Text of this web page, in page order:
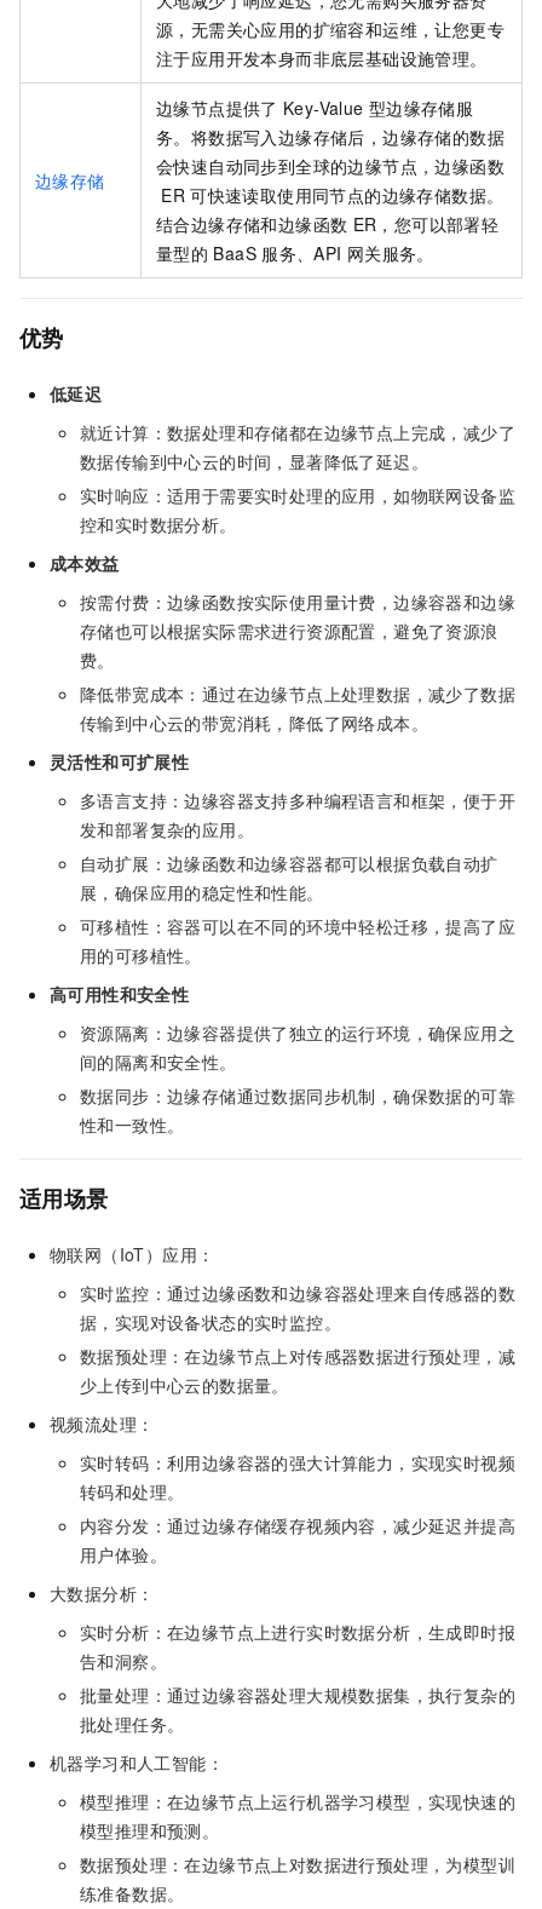
源，无需关心应用的扩缩容和运维，让您更专
注于应用开发本身而非底层基础设施管理。
边缘存储
边缘节点提供了 Key-Value 型边缘存储服
务。将数据写入边缘存储后，边缘存储的数据
会快速自动同步到全球的边缘节点，边缘函数
ER 可快速读取使用同节点的边缘存储数据。
结合边缘存储和边缘函数 ER，您可以部署轻
量型的 BaaS 服务、API 网关服务。
优势
低延迟
就近计算：数据处理和存储都在边缘节点上完成，减少了
数据传输到中心云的时间，显著降低了延迟。
实时响应：适用于需要实时处理的应用，如物联网设备监
控和实时数据分析。
成本效益
按需付费：边缘函数按实际使用量计费，边缘容器和边缘
存储也可以根据实际需求进行资源配置，避免了资源浪
费。
降低带宽成本：通过在边缘节点上处理数据，减少了数据
传输到中心云的带宽消耗，降低了网络成本。
灵活性和可扩展性
多语言支持：边缘容器支持多种编程语言和框架，便于开
发和部署复杂的应用。
自动扩展：边缘函数和边缘容器都可以根据负载自动扩
展，确保应用的稳定性和性能。
可移植性：容器可以在不同的环境中轻松迁移，提高了应
用的可移植性。
高可用性和安全性
资源隔离：边缘容器提供了独立的运行环境，确保应用之
间的隔离和安全性。
数据同步：边缘存储通过数据同步机制，确保数据的可靠
性和一致性。
适用场景
物联网（IoT）应用：
实时监控：通过边缘函数和边缘容器处理来自传感器的数
据，实现对设备状态的实时监控。
数据预处理：在边缘节点上对传感器数据进行预处理，减
少上传到中心云的数据量。
视频流处理：
实时转码：利用边缘容器的强大计算能力，实现实时视频
转码和处理。
内容分发：通过边缘存储缓存视频内容，减少延迟并提高
用户体验。
大数据分析：
实时分析：在边缘节点上进行实时数据分析，生成即时报
告和洞察。
批量处理：通过边缘容器处理大规模数据集，执行复杂的
批处理任务。
机器学习和人工智能：
模型推理：在边缘节点上运行机器学习模型，实现快速的
模型推理和预测。
数据预处理：在边缘节点上对数据进行预处理，为模型训
练准备数据。